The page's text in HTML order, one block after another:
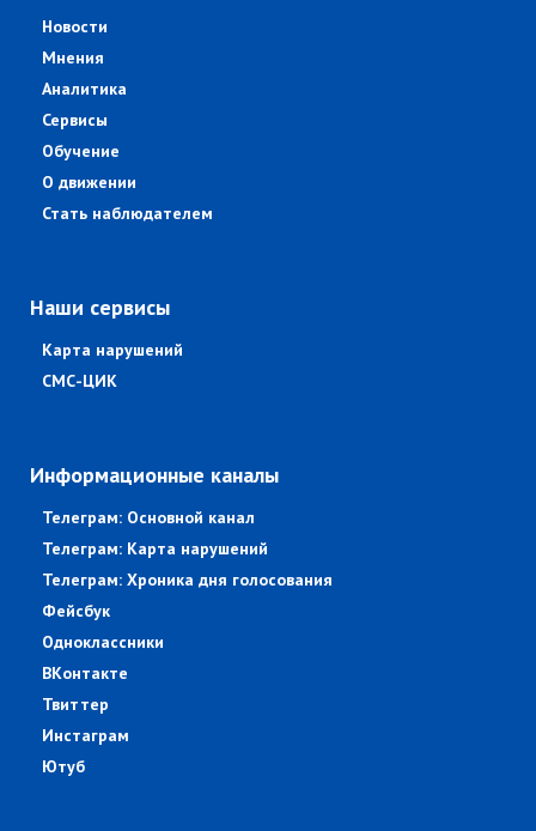
Новости
Мнения
Аналитика
Сервисы
Обучение
О движении
Стать наблюдателем
Наши сервисы
Карта нарушений
СМС-ЦИК
Информационные каналы
Телеграм: Основной канал
Телеграм: Карта нарушений
Телеграм: Хроника дня голосования
Фейсбук
Одноклассники
ВКонтакте
Твиттер
Инстаграм
Ютуб